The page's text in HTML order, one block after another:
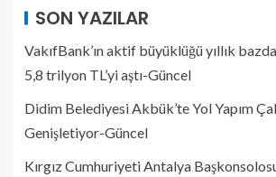
SON YAZILAR
VakıfBank’ın aktif büyüklüğü yıllık
5,8 trilyon TL’yi aştı-Güncel
Didim Belediyesi Akbük’te Yol Yapım
Genişletiyor-Güncel
Kırgız Cumhuriyeti Antalya